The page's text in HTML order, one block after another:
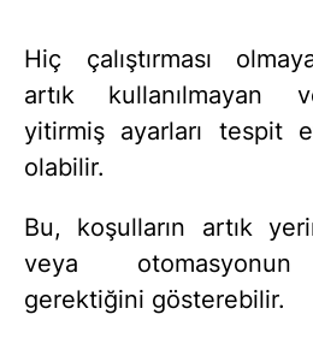
Hiç çalıştırması
artık kullanılmayan
yitirmiş ayarları tespit
olabilir.
Bu, koşulların artık
veya otomasyonun
gerektiğini gösterebilir.